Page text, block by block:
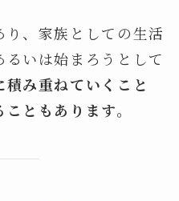
り、家族としての生活
いは始まろうとして
積み重ねていくこと
ともあります。